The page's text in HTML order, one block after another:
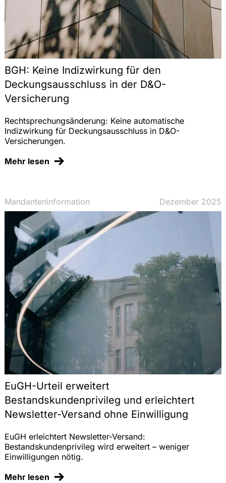
BGH: Keine Indizwirkung für den
Deckungsausschluss in der D&O-
Versicherung
Rechtsprechungsänderung: Keine automatische
Indizwirkung für Deckungsausschluss in D&O-
Versicherungen.
Mehr lesen
Mandanteninformation Dezember 2025
EuGH-Urteil erweitert
Bestandskundenprivileg und erleichtert
Newsletter-Versand ohne Einwilligung
EuGH erleichtert Newsletter-Versand:
Bestandskundenprivileg wird erweitert – weniger
Einwilligungen nötig.
Mehr lesen